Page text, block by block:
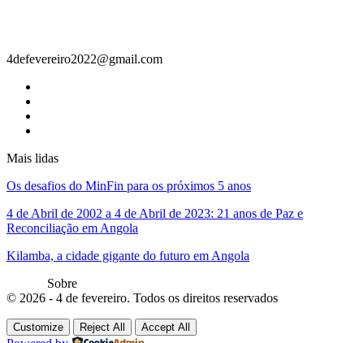
4defevereiro2022@gmail.com
Mais lidas
Os desafios do MinFin para os próximos 5 anos
4 de Abril de 2002 a 4 de Abril de 2023: 21 anos de Paz e
Reconciliação em Angola
Kilamba, a cidade gigante do futuro em Angola
Sobre
© 2026 - 4 de fevereiro. Todos os direitos reservados
Customize Reject All Accept All